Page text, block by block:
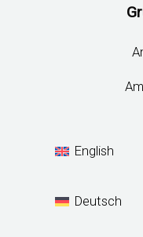
English
Deutsch